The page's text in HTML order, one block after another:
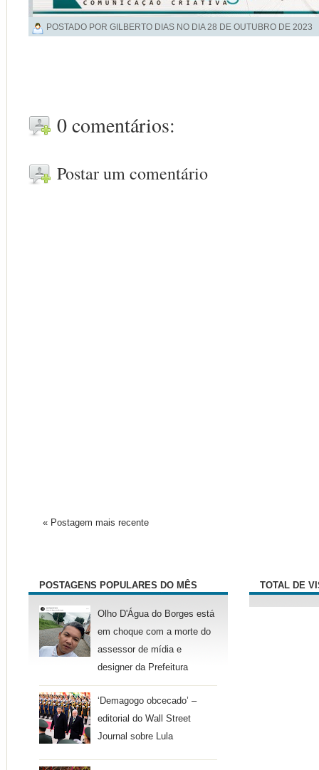
POSTADO POR GILBERTO DIAS NO DIA28 DE OUTUBRO DE 2023
0 comentários:
Postar um comentário
« Postagem mais recente
POSTAGENS POPULARES DO MÊS
Olho D'Água do Borges está
em choque com a morte do
assessor de mídia e
designer da Prefeitura
‘Demagogo obcecado’ –
editorial do Wall Street
Journal sobre Lula
TOTAL DE